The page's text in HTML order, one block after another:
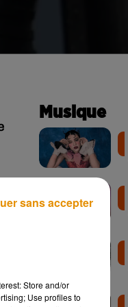
Musique
Store and/or
Use profiles to
sans accepter